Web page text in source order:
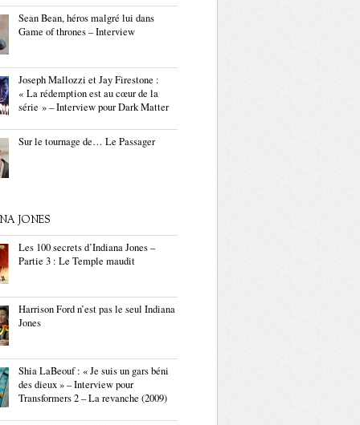
Sean Bean, héros malgré lui dans
Game of thrones – Interview
Joseph Mallozzi et Jay Firestone :
« La rédemption est au cœur de la
série » – Interview pour Dark Matter
Sur le tournage de… Le Passager
JONES
Les 100 secrets d’Indiana Jones –
Partie 3 : Le Temple maudit
Harrison Ford n’est pas le seul Indiana
Jones
Shia LaBeouf : « Je suis un gars béni
des dieux » – Interview pour
Transformers 2 – La revanche (2009)